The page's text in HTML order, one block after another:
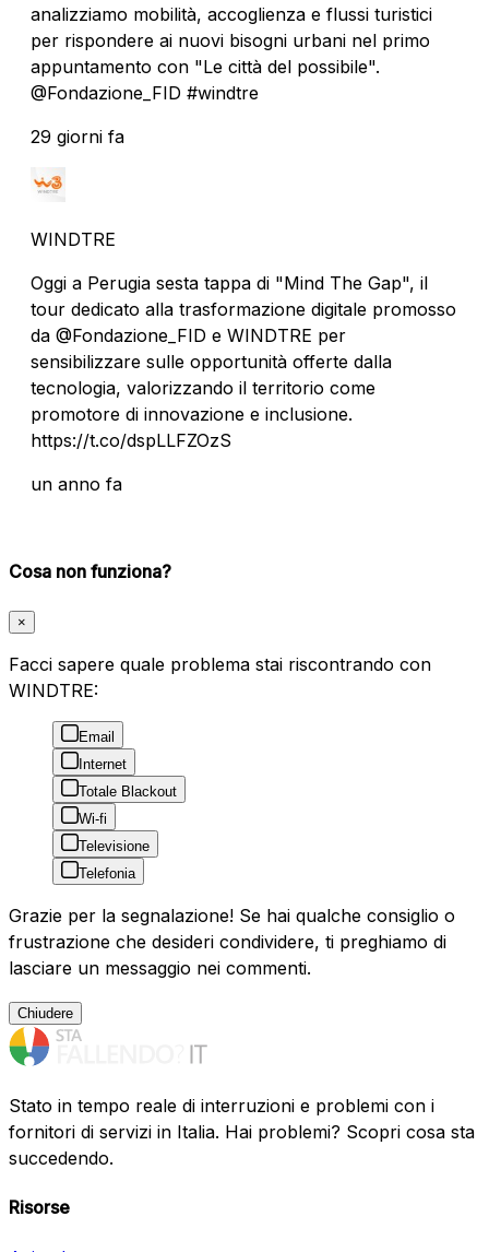
analizziamo mobilità, accoglienza e flussi turistici
per rispondere ai nuovi bisogni urbani nel primo
appuntamento con "Le città del possibile".
@Fondazione_FID #windtre
29 giorni fa
WINDTRE
Oggi a Perugia sesta tappa di "Mind The Gap", il
tour dedicato alla trasformazione digitale promosso
da @Fondazione_FID e WINDTRE per
sensibilizzare sulle opportunità offerte dalla
tecnologia, valorizzando il territorio come
promotore di innovazione e inclusione.
https://t.co/dspLLFZOzS
un anno fa
Cosa non funziona?
×
Facci sapere quale problema stai riscontrando con
WINDTRE:
Email
Internet
Totale Blackout
Wi-fi
Televisione
Telefonia
Grazie per la segnalazione! Se hai qualche consiglio o
frustrazione che desideri condividere, ti preghiamo di
lasciare un messaggio nei commenti.
Chiudere
Stato in tempo reale di interruzioni e problemi con i
fornitori di servizi in Italia. Hai problemi? Scopri cosa sta
succedendo.
Risorse